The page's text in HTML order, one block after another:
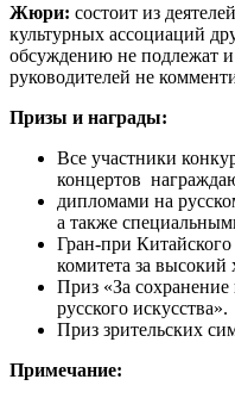
Жюри: состоит из
культурных ассоциаций
обсуждению не подлежат
руководителей не
Призы и награды:
Все участники
концертов
дипломами на
а также
Гран-при
комитета за высокий
Приз «За
русского искусства».
Приз зрительских
Примечание: